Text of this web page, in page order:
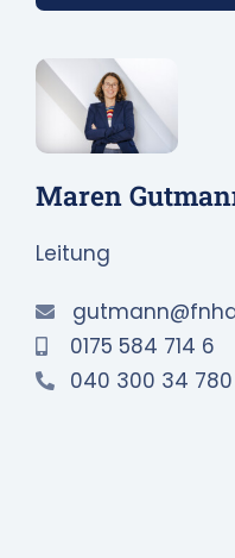
Maren
Leitung
0175 584 714 6
040 300 34 780